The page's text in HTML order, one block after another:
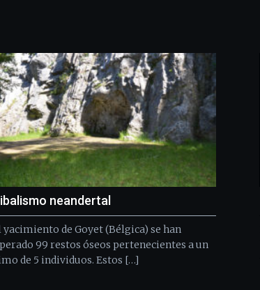
neandertal
yacimiento de Goyet (Bélgica) se han
99 restos óseos pertenecientes a un
de 5 individuos. Estos […]